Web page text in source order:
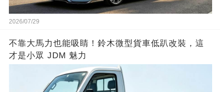
2026/07/29
不靠大馬力也能吸睛！鈴木微型貨車低趴改裝，這
才是小眾 JDM 魅力